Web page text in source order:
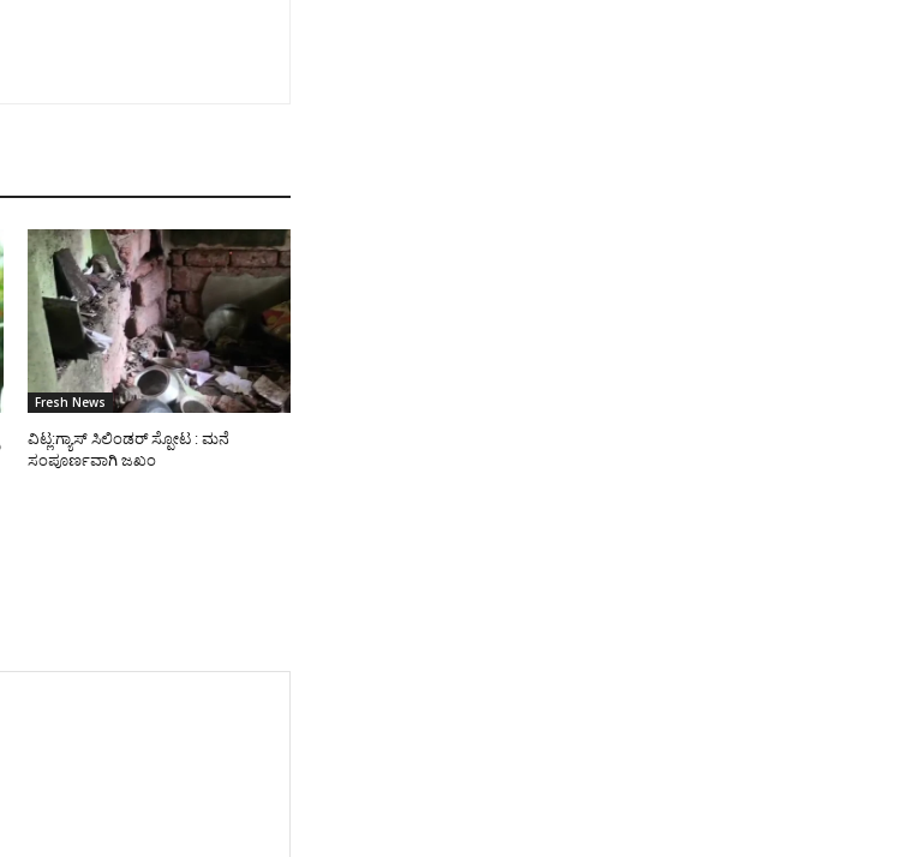
Fresh News
ವಿಟ್ಲ:ಗ್ಯಾಸ್ ಸಿಲಿಂಡರ್ ಸ್ಪೋಟ : ಮನೆ
ಸಂಪೂರ್ಣವಾಗಿ ಜಖಂ